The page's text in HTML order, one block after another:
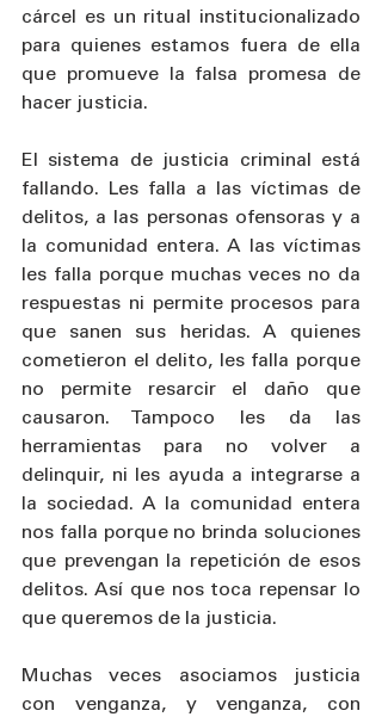
cárcel es un ritual institucionalizado
para quienes estamos fuera de ella
que promueve la falsa promesa de
hacer justicia.
El sistema de justicia criminal está
fallando. Les falla a las víctimas de
delitos, a las personas ofensoras y a
la comunidad entera. A las víctimas
les falla porque muchas veces no da
respuestas ni permite procesos para
que sanen sus heridas. A quienes
cometieron el delito, les falla porque
no permite resarcir el daño que
causaron. Tampoco les da las
herramientas para no volver a
delinquir, ni les ayuda a integrarse a
la sociedad. A la comunidad entera
nos falla porque no brinda soluciones
que prevengan la repetición de esos
delitos. Así que nos toca repensar lo
que queremos de la justicia.
Muchas veces asociamos justicia
con venganza, y venganza, con